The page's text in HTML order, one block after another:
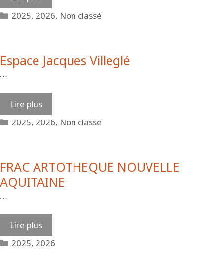
Catégories
2025, 2026, Non classé
Espace Jacques Villeglé
…
Lire plus
Catégories
2025, 2026, Non classé
FRAC ARTOTHEQUE NOUVELLE
AQUITAINE
…
Lire plus
Catégories
2025, 2026